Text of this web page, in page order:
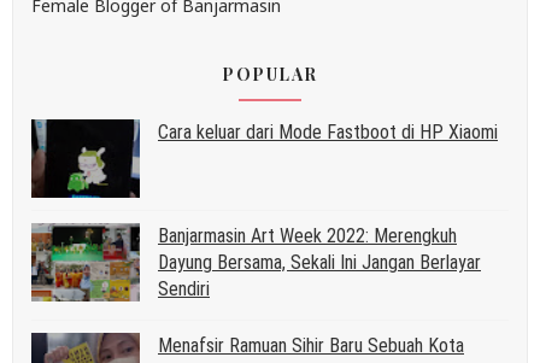
Female Blogger of Banjarmasin
POPULAR
Cara keluar dari Mode Fastboot di HP Xiaomi
Banjarmasin Art Week 2022: Merengkuh
Dayung Bersama, Sekali Ini Jangan Berlayar
Sendiri
Menafsir Ramuan Sihir Baru Sebuah Kota